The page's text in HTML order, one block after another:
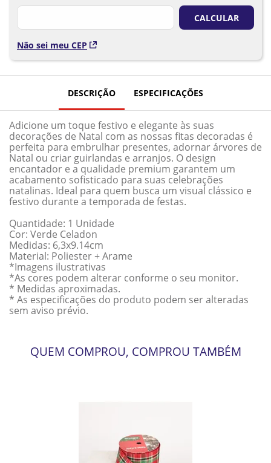
Não sei meu CEP
DESCRIÇÃO ESPECIFICAÇÕES
Adicione um toque festivo e elegante às suas
decorações de Natal com as nossas fitas decoradas é
perfeita para embrulhar presentes, adornar árvores de
Natal ou criar guirlandas e arranjos. O design
encantador e a qualidade premium garantem um
acabamento sofisticado para suas celebrações
natalinas. Ideal para quem busca um visual clássico e
festivo durante a temporada de festas.
Quantidade: 1 Unidade
Cor: Verde Celadon
Medidas: 6,3x9.14cm
Material: Poliester + Arame
*Imagens ilustrativas
*As cores podem alterar conforme o seu monitor.
* Medidas aproximadas.
* As especificações do produto podem ser alteradas
sem aviso prévio.
QUEM COMPROU, COMPROU TAMBÉM